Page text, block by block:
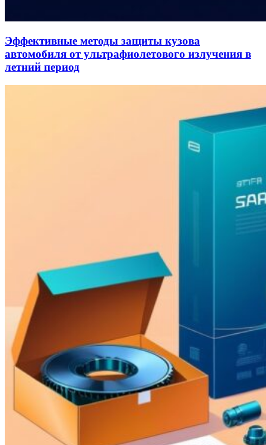
Эффективные методы защиты кузова
автомобиля от ультрафиолетового излучения в
летний период